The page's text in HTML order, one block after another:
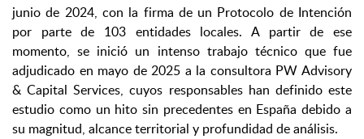
junio de 2024, con la firma de un Protocolo de Intención
por parte de 103 entidades locales. A partir de ese
momento, se inició un intenso trabajo técnico que fue
adjudicado en mayo de 2025 a la consultora PW Advisory
& Capital Services, cuyos responsables han definido este
estudio como un hito sin precedentes en España debido a
su magnitud, alcance territorial y profundidad de análisis.